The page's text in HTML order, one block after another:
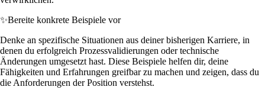
✨Bereite konkrete Beispiele vor
Denke an spezifische Situationen aus deiner bisherigen Karriere, in
denen du erfolgreich Prozessvalidierungen oder technische
Änderungen umgesetzt hast. Diese Beispiele helfen dir, deine
Fähigkeiten und Erfahrungen greifbar zu machen und zeigen, dass du
die Anforderungen der Position verstehst.